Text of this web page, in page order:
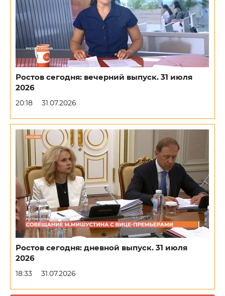
Ростов сегодня: вечерний выпуск. 31 июля
2026
20:18 31.07.2026
Ростов сегодня: дневной выпуск. 31 июля
2026
18:33 31.07.2026